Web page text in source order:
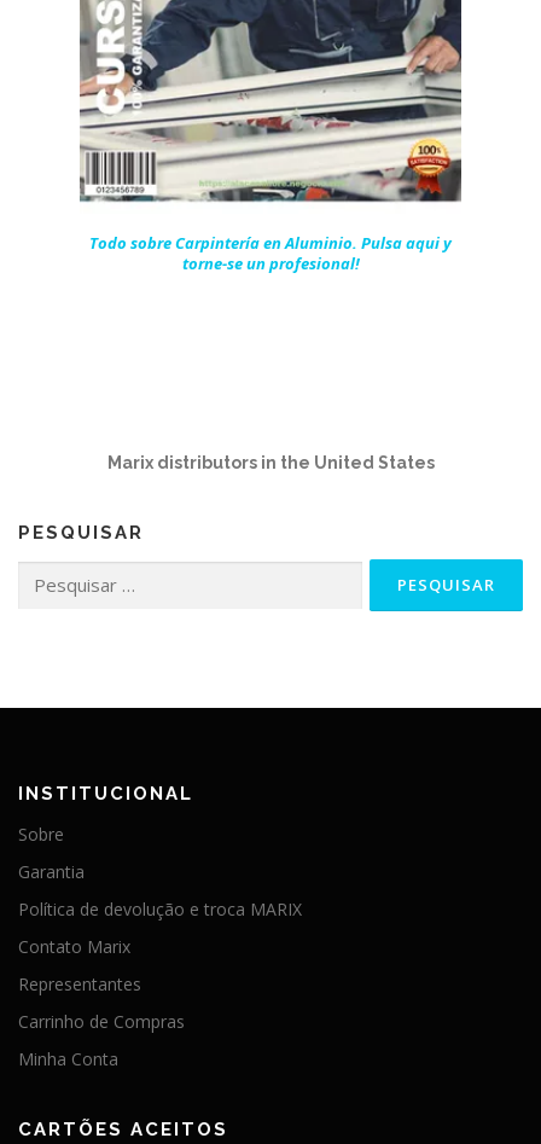
Todo sobre Carpintería en Aluminio. Pulsa aqui y
torne-se un profesional!
Marix distributors in the United States
PESQUISAR
por:
INSTITUCIONAL
Sobre
Garantia
Política de devolução e troca MARIX
Contato Marix
Representantes
Carrinho de Compras
Minha Conta
CARTÕES ACEITOS